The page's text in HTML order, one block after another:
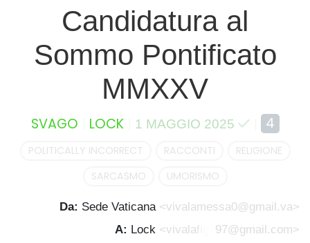
Candidatura al
Sommo Pontificato
MMXXV
SVAGO LOCK 1 MAGGIO 2025 4
POLITICALLY INCORRECT RACCONTI
RELIGIONE
SARCASMO
UMORISMO
Da: Sede Vaticana <vivalamessa0@gmail.va>
A: Lock <vivalafiga 97@gmail.com>